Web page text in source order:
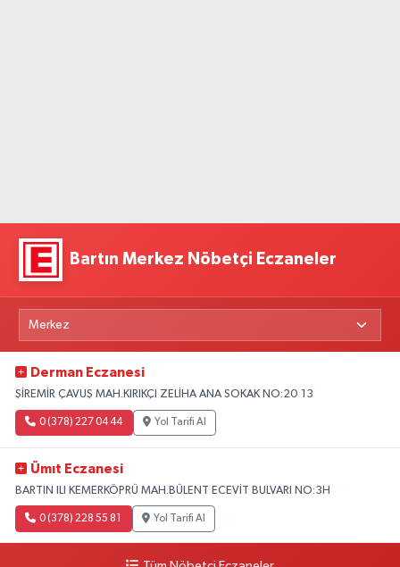
Bartın Merkez Nöbetçi Eczaneler
Derman Eczanesi
ŞİREMİR ÇAVUŞ MAH.KIRIKÇI ZELİHA ANA SOKAK NO:20 13
0 (378) 227 04 44 Yol Tarifi Al
Ümıt Eczanesi
BARTIN ILI KEMERKÖPRÜ MAH.BÜLENT ECEVİT BULVARI NO:3H
0 (378) 228 55 81 Yol Tarifi Al